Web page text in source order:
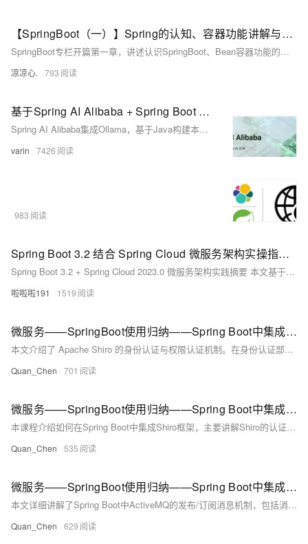
【SpringBoot（一）】Spring的认知、容器功能讲解与自动装配原理的入门，带你熟悉Springboot中基本的注解使用
SpringBoot专栏开篇第一章，讲述认识SpringBoot、Bean容器功能的讲解、自动装配原理的入门，还有其他常用的Springboot注解！如果想要了解SpringBoot，那么就进来看看吧！
凉凉心. 793
基于Spring AI Alibaba + Spring Boot + Ollama搭建本地AI对话机器人API
Spring AI Alibaba集成Ollama，基于Java构建本地大模型应用，支持流式对话、knife4j接口可视化，实现高隐私、免API密钥的离线AI服务。
varin 7426
983
Spring Boot 3.2 结合 Spring Cloud 微服务架构实操指南 现代分布式应用系统构建实战教程
Spring Boot 3.2 + Spring Cloud 2023.0 微服务架构实践摘要 本文基于Spring Boot 3.2.5和Spring Cloud 2023.0.1最新稳定版本，演示现代微服务架构的构建过程。主要内容包括： 技术栈选择：采用Spring Cloud Netflix Eureka 4.1.0作为服务注册中心，Resilience4j 2.1.0替代Hystrix实现熔断机制，配合OpenFeign和Gateway等组件。 核心实操步骤： 搭建Eureka注册中心服务 构建商品
啦啦啦191 1519
微服务——SpringBoot使用归纳——Spring Boot中集成 Shiro——Shiro 身份和权限认证
本文介绍了 Apache Shiro 的身份认证与权限认证机制。在身份认证部分，分析了 Shiro 的认证流程，包括应用程序调用 `Subject.login(token)` 方法、SecurityManager 接管认证以及通过 Realm 进行具体的安全验证。权限认证部分阐述了权限（permission）、角色（role）和用户（user）三者的关系，其中用户可拥有多个角色，角色则对应不同的权限组合，例如普通用户仅能查看或添加信息，而管理员可执行所有操作。
Quan_Chen 701
微服务——SpringBoot使用归纳——Spring Boot中集成 Shiro——Shiro 三大核心组件
本课程介绍如何在Spring Boot中集成Shiro框架，主要讲解Shiro的认证与授权功能。Shiro是一个简单易用的Java安全框架，用于认证、授权、加密和会话管理等。其核心组件包括Subject（认证主体）、SecurityManager（安全管理员）和Realm（域）。Subject负责身份认证，包含Principals（身份）和Credentials（凭证）；SecurityManager是架构核心，协调内部组件运作；Realm则是连接Shiro与应用数据的桥梁，用于访问用户账户及权限信息。通过学习，您将掌握Shiro的基本原理及其在项目中的应用。
Quan_Chen 535
微服务——SpringBoot使用归纳——Spring Boot中集成ActiveMQ——发布/订阅消息的生产和消费
本文详细讲解了Spring Boot中ActiveMQ的发布/订阅消息机制，包括消息生产和消费的具体实现方式。生产端通过`sendMessage`方法发送订阅消息，消费端则需配置`application.yml`或自定义工厂以支持topic消息监听。为解决点对点与发布/订阅消息兼容问题，可通过设置`containerFactory`实现两者共存。最后，文章还提供了测试方法及总结，帮助读者掌握ActiveMQ在异步消息处理中的应用。
Quan_Chen 629